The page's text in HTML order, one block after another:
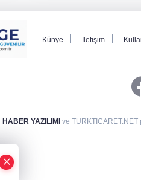
Künye İletişim
HABER YAZILIMI ve TURKTICARET.NET